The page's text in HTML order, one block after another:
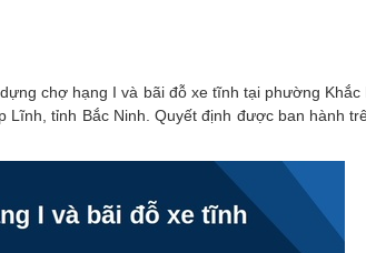
chợ hạng I và bãi đỗ xe tĩnh tại phường Khắc
tỉnh Bắc Ninh. Quyết định được ban hành